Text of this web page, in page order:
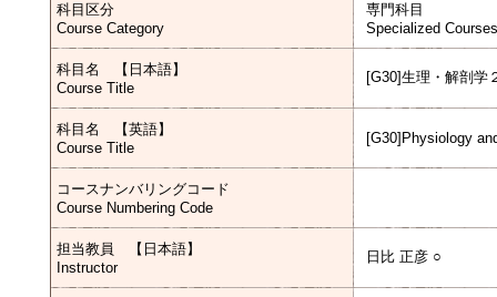
科目区分
Course Category
専門科目
Specialized Courses
科目名 【日本語】
Course Title
[G30]生理・解剖学
科目名 【英語】
Course Title
[G30]Physiology
コースナンバリングコード
Course Numbering Code
担当教員 【日本語】
Instructor
日比 正彦 ○